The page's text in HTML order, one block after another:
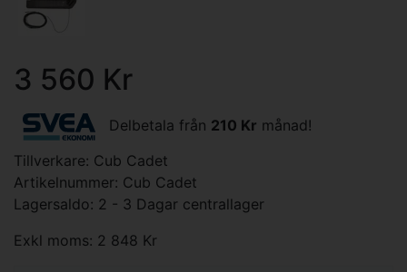
3 560 Kr
Delbetala från 210 Kr månad!
Tillverkare: Cub Cadet
Artikelnummer: Cub Cadet
Lagersaldo: 2 - 3 Dagar centrallager
Exkl moms: 2 848 Kr